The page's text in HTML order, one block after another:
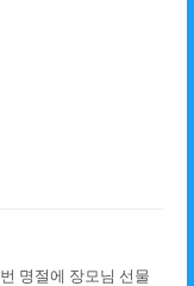
명절에 장모님 선물